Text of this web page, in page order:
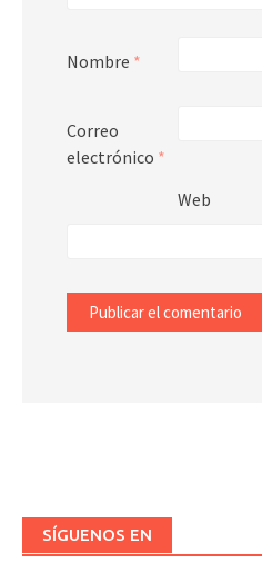
Nombre *
Correo
electrónico *
Web
SÍGUENOS EN